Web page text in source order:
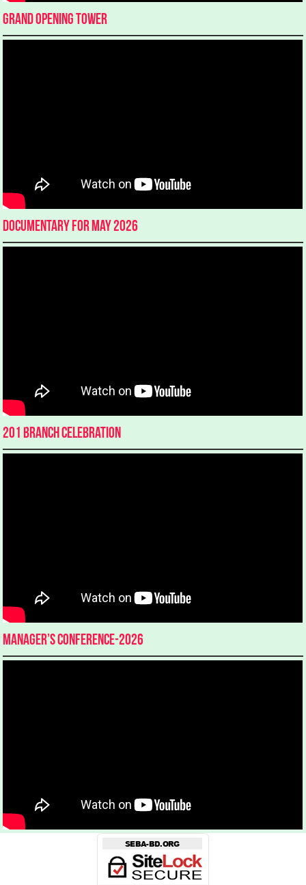
Grand Opening Tower
Documentary for May 2026
201 Branch Celebration
Manager’s Conference-2026